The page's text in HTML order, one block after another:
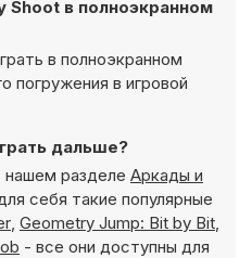
Shoot в полноэкранном
в полноэкранном
погружения в игровой
дальше?
нашем разделе Аркады и
себя такие популярные
, Geometry Jump: Bit by Bit,
- все они доступны для